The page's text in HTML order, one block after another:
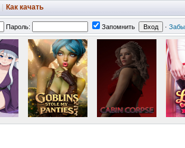
Как качать
Пароль: Запомнить ·